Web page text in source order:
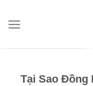
content
Tại Sao Đồng